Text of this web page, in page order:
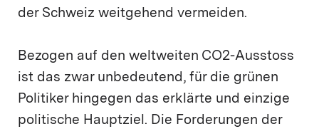
der Schweiz weitgehend vermeiden.
Bezogen auf den weltweiten CO2-Ausstoss
ist das zwar unbedeutend, für die grünen
Politiker hingegen das erklärte und einzige
politische Hauptziel. Die Forderungen der